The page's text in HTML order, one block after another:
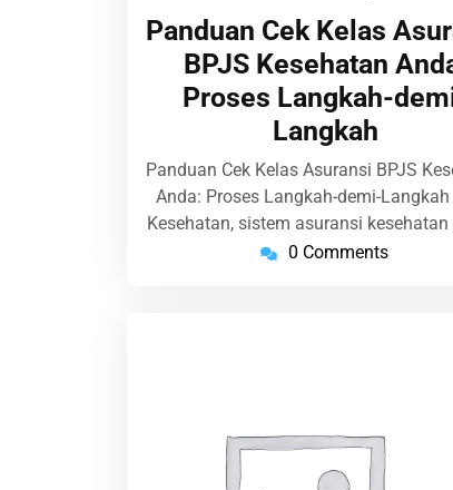
23,
2026
Panduan Cek Kelas
BPJS Kesehatan
Proses Langkah-
Langkah
Panduan Cek Kelas Asuransi BPJS
Anda: Proses Langkah-demi-Langkah
Kesehatan, sistem asuransi
0 Comments